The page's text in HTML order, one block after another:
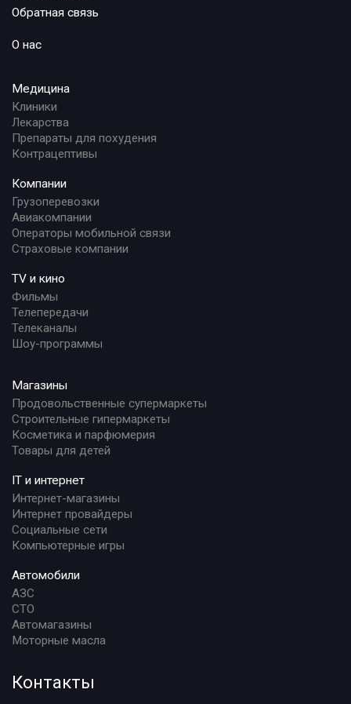
Обратная связь
О нас
Медицина
Клиники
Лекарства
Препараты для похудения
Контрацептивы
Компании
Грузоперевозки
Авиакомпании
Операторы мобильной связи
Страховые компании
TV и кино
Фильмы
Телепередачи
Телеканалы
Шоу-программы
Магазины
Продовольственные супермаркеты
Строительные гипермаркеты
Косметика и парфюмерия
Товары для детей
IT и интернет
Интернет-магазины
Интернет провайдеры
Социальные сети
Компьютерные игры
Автомобили
АЗС
СТО
Автомагазины
Моторные масла
Контакты